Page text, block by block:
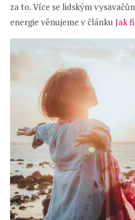
za to. Více se lidským
energie věnujeme v článku Jak